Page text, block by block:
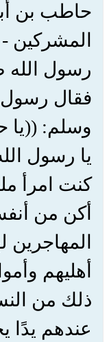
حاطب بن
المشركين
رسول الله
فقال رسول
وسلم: ((يا
يا رسول
كنت امرأ
أكن من
أهليهم
ذلك من
عندهم يدًا